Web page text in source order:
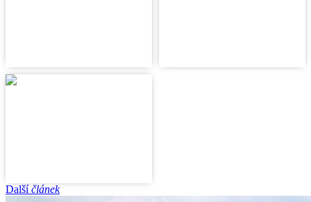
Dalšíčlánek